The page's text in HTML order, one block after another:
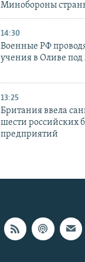
Минобороны
14:30
Военные РФ
учения в Оливе под
13:25
Британия ввела
шести российских
предприятий